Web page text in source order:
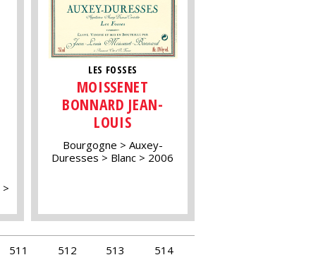
LES FOSSES
MOISSENET
BONNARD JEAN-
LOUIS
Bourgogne
Auxey-
Duresses
Blanc 2006
511 512 513
514